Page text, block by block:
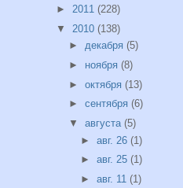
► 2011 (228)
▼ 2010 (138)
► декабря (5)
► ноября (8)
► октября (13)
► сентября (6)
▼ августа (5)
►авг. 26(1)
►авг. 25(1)
►авг. 11(1)